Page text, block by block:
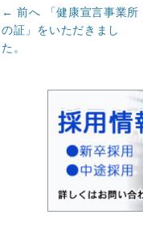
投
稿
ナ
← 前へ
前
の
「健康宣言事業所
の証」をいただきまし
た。